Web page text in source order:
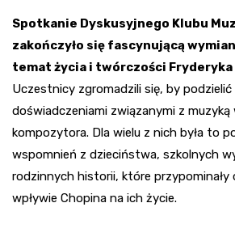
Spotkanie Dyskusyjnego Klubu
zakończyło się fascynującą
temat życia i twórczości Fryderyka
Uczestnicy zgromadzili się, by
doświadczeniami związanymi z muzyką
kompozytora. Dla wielu z nich była to
wspomnień z dzieciństwa, szkolnych
rodzinnych historii, które przypominały
wpływie Chopina na ich życie.